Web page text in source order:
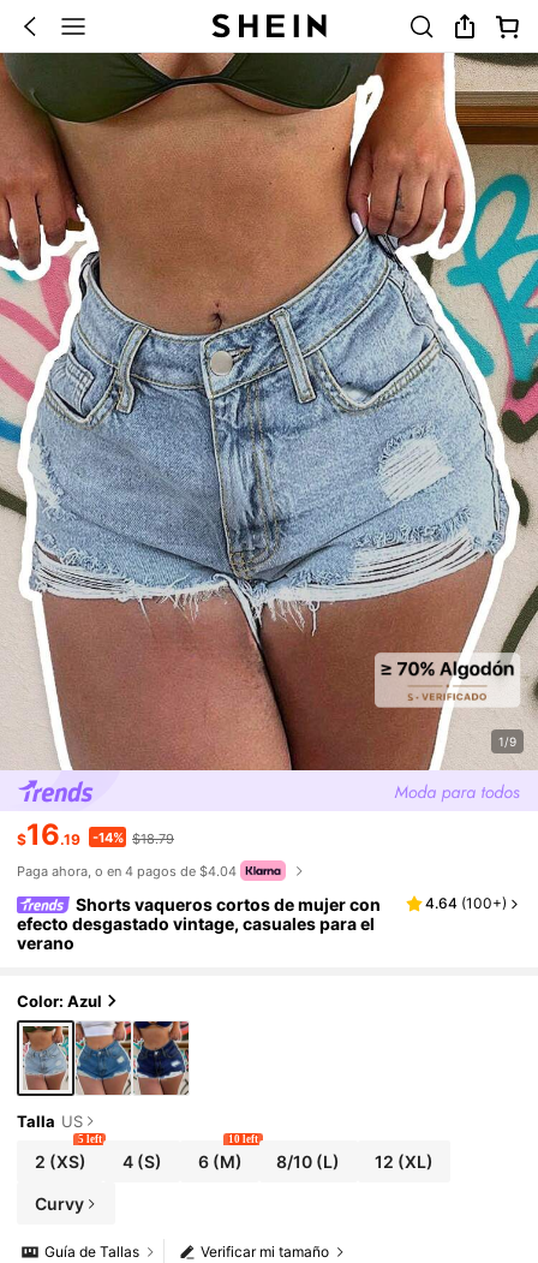
1/9
$16.19 -14% $18.79
Paga ahora, o en 4 pagos de $4.04
Shorts vaqueros cortos de mujer con
efecto desgastado vintage, casuales para el
verano
4.64 (100+)
Color: Azul
Talla US
2 (XS)
5 left
4(S) 6(M)
10 left
8/10 (L) 12 (XL)
Curvy
Verificar mi tamaño
Guía de Tallas